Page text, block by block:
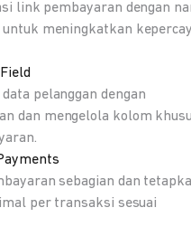
link pembayaran dengan
untuk meningkatkan
pelanggan dengan
dan mengelola kolom
sebagian dan
per transaksi sesuai